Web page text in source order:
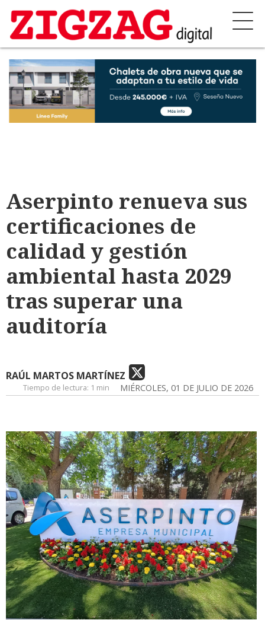
Aserpinto renueva sus
certificaciones de
calidad y gestión
ambiental hasta 2029
tras superar una
auditoría
RAÚL MARTOS MARTÍNEZ
MIÉRCOLES, 01 DE JULIO DE 2026
Tiempo de lectura: 1 min